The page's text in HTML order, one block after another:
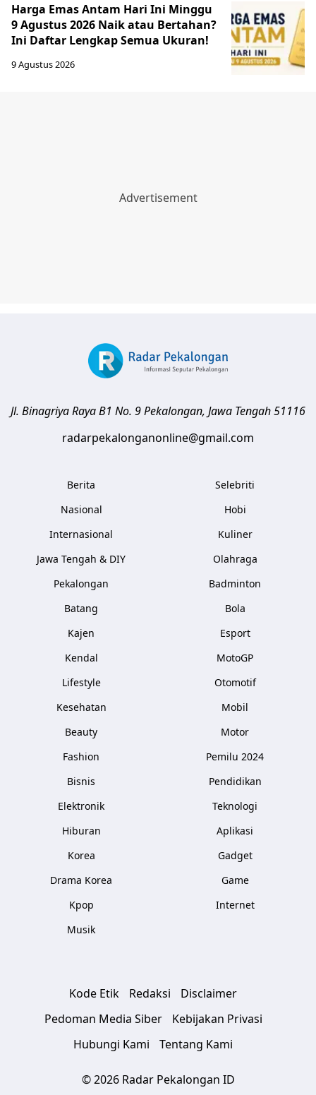
Harga Emas Antam Hari Ini Minggu
9 Agustus 2026 Naik atau Bertahan?
Ini Daftar Lengkap Semua Ukuran!
9 Agustus 2026
Jl. Binagriya Raya B1 No. 9Pekalongan, Jawa Tengah51116
radarpekalonganonline@gmail.com
Berita
Nasional
Internasional
Jawa Tengah & DIY
Pekalongan
Batang
Kajen
Kendal
Lifestyle
Kesehatan
Beauty
Fashion
Bisnis
Elektronik
Hiburan
Korea
Drama Korea
Kpop
Musik
Selebriti
Hobi
Kuliner
Olahraga
Badminton
Bola
Esport
MotoGP
Otomotif
Mobil
Motor
Pemilu 2024
Pendidikan
Teknologi
Aplikasi
Gadget
Game
Internet
Kode Etik Redaksi
Disclaimer
Pedoman Media Siber
Kebijakan Privasi
Hubungi Kami
Tentang Kami
© 2026 Radar Pekalongan ID